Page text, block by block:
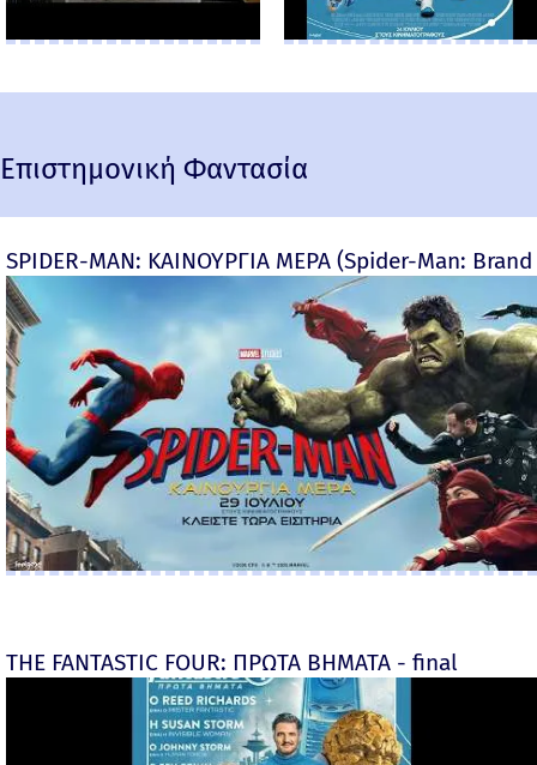
Επιστημονική Φαντασία
SPIDER-MAN: ΚΑΙΝΟΥΡΓΙΑ ΜΕΡΑ (Spider-Man:
THE FANTASTIC FOUR: ΠΡΩΤΑ ΒΗΜΑΤΑ - final